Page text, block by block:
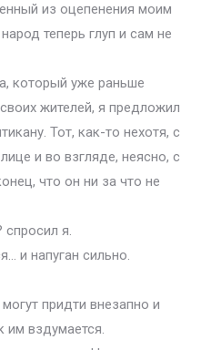
из оцепенения моим
теперь глуп и сам не
который уже раньше
жителей, я предложил
Тот, как-то нехотя, с
и во взгляде, неясно, с
что он ни за что не
я.
и напуган сильно.
придти внезапно и
им вздумается.